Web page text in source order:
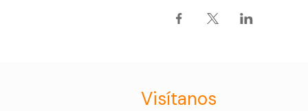
Visítanos